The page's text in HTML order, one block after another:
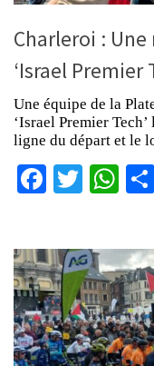
Charleroi :
‘Israel Premier
Une équipe de la
‘Israel Premier
ligne du départ et le
Facebook
Twitter